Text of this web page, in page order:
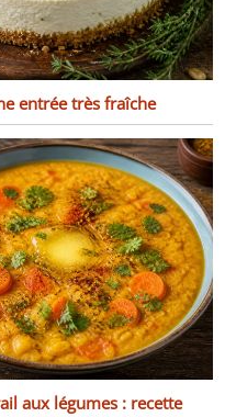
entrée très fraîche
aux légumes : recette